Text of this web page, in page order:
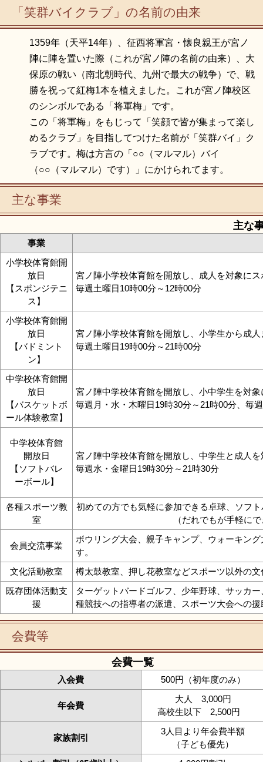
「笑群バイクラブ」の名前の由来
1359年（天平14年）、征西将軍宮・懐良親王が宮ノ
陣に陣を置いた際（これが宮ノ陣の名前の由来）、大
保原の戦い（南北朝時代、九州で最大の戦争）で、戦
勝を祝って紅梅1本を植えました。これが宮ノ陣校区
のシンボルである「将軍梅」です。
この「将軍梅」をもじって「笑顔で皆が集まって楽し
めるクラブ」を目指してつけた名前が「笑群バイ」ク
ラブです。梅は方言の「○○（マルマル）バイ
（○○（マルマル）です）」にかけられてます。
主な事業
事業
主な
小学校体育館開
放日
【スポンジテニ
ス】
宮ノ陣小学校体育館を開放し、成人を対象に
毎週土曜日10時00分～12時00分
小学校体育館開
放日
【バドミント
ン】
宮ノ陣小学校体育館を開放し、小学生から成
毎週土曜日19時00分～21時00分
中学校体育館開
放日
【バスケットボ
ール体験教室】
宮ノ陣中学校体育館を開放し、小中学生を対
毎週月・水・木曜日19時30分～21時00分、毎
中学校体育館
開放日
【ソフトバレ
ーボール】
宮ノ陣中学校体育館を開放し、中学生と成人
毎週水・金曜日19時30分～21時30分
各種スポーツ教
室
初めての方でも気軽に参加できる卓球、ソフ
（だれでもが手軽に
会員交流事業
ボウリング大会、親子キャンプ、ウォーキン
す。
文化活動教室
樽太鼓教室、押し花教室などスポーツ以外の
既存団体活動支
援
ターゲットバードゴルフ、少年野球、サッカ
種競技への指導者の派遣、スポーツ大会への
会費等
会費一覧
入会費 500円（初年度のみ）
年会費
大人 3,000円
高校生以下 2,500円
家族割引
3人目より年会費半額
（子ども優先）